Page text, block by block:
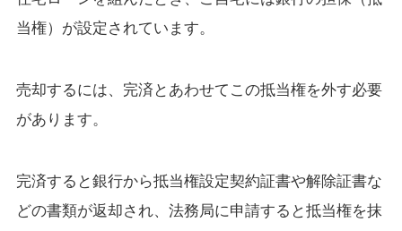
当権）が設定されています。
売却するには、完済とあわせてこの抵当権を外す必要
があります。
完済すると銀行から抵当権設定契約証書や解除証書な
どの書類が返却され、法務局に申請すると抵当権を抹